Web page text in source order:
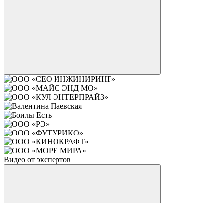
Видео от экспертов